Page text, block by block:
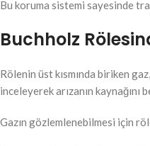
Bu koruma sistemi sayesinde
Buchholz
Rölenin üst kısmında biriken
inceleyerek arızanın kaynağını
Gazın gözlemlenebilmesi için